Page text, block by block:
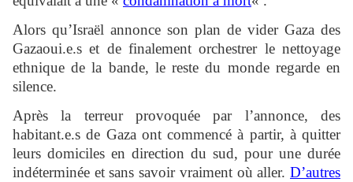
Alors qu’Israël annonce son plan de vider Gaza des
Gazaoui.e.s et de finalement orchestrer le nettoyage
ethnique de la bande, le reste du monde regarde en
silence.
Après la terreur provoquée par l’annonce, des
habitant.e.s de Gaza ont commencé à partir, à quitter
leurs domiciles en direction du sud, pour une durée
indéterminée et sans savoir vraiment où aller. D’autres